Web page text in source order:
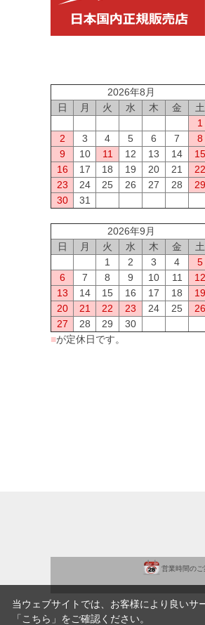
2026年8月
日
月 火 水 木 金
土
1
2
3 4 5 6 7
8
9
10 11 12 13 14
15
16
17 18 19 20 21
22
23
24 25 26 27 28
29
30
31
2026年9月
日
月 火 水 木 金
土
1
2 3 4
5
6
7 8 9 10 11
12
13
14 15 16 17 18
19
20
21 22 23 24 25
26
27
28 29
30
■が定休日です。
営業時間のご
当ウェブサイトでは、お客様により良い
「 こちら 」をご確認ください。